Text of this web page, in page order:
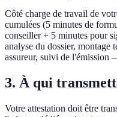
Côté charge de travail de
cumulées (5 minutes de
conseiller + 5 minutes pour
analyse du dossier, montage
assureur, suivi de l'émission
3. À qui
Votre attestation doit être